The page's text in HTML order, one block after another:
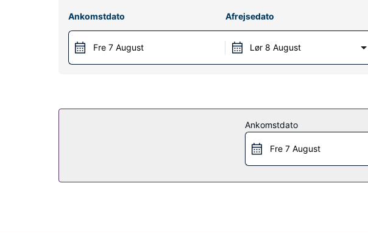
Ankomstdato
Fre 7 August
Afrejsedato
Lør 8 August
Ankomstdato
Fre 7 August